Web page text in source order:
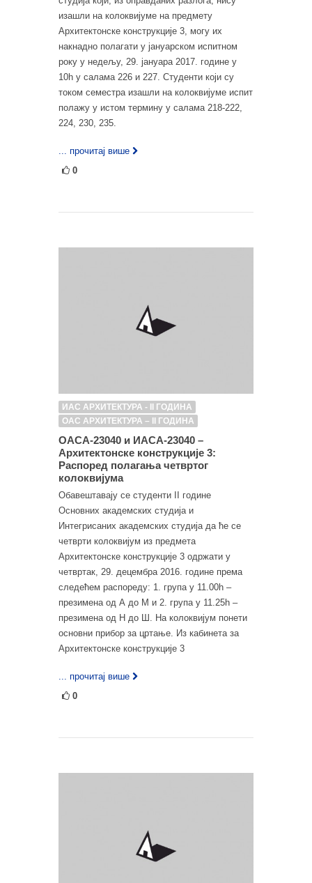
изашли на колоквијуме на предмету
Архитектонске конструкције 3, могу их
накнадно полагати у јануарском испитном
року у недељу, 29. јануара 2017. године у
10h у салама 226 и 227. Студенти који су
током семестра изашли на колоквијуме испит
полажу у истом термину у салама 218-222,
224, 230, 235.
... прочитај више
0
ИАС АРХИТЕКТУРА - II ГОДИНА
ОАС АРХИТЕКТУРА – II ГОДИНА
ОАСА-23040 и ИАСА-23040 –
Архитектонске конструкције 3:
Распоред полагања четвртог
колоквијума
Обавештавају се студенти II године
Основних академских студија и
Интегрисаних академских студија да ће се
четврти колоквијум из предмета
Архитектонске конструкције 3 одржати у
четвртак, 29. децембра 2016. године према
следећем распореду: 1. група у 11.00h –
презимена од А до М и 2. група у 11.25h –
презимена од Н до Ш. На колоквијум понети
основни прибор за цртање. Из кабинета за
Архитектонске конструкције 3
... прочитај више
0